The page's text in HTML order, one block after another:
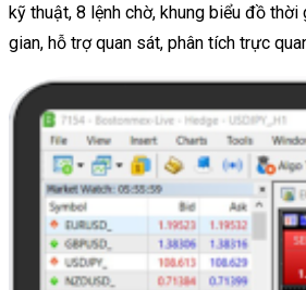
kỹ thuật, 8 lệnh chờ, khung biểu đồ thời
gian, hỗ trợ quan sát, phân tích trực